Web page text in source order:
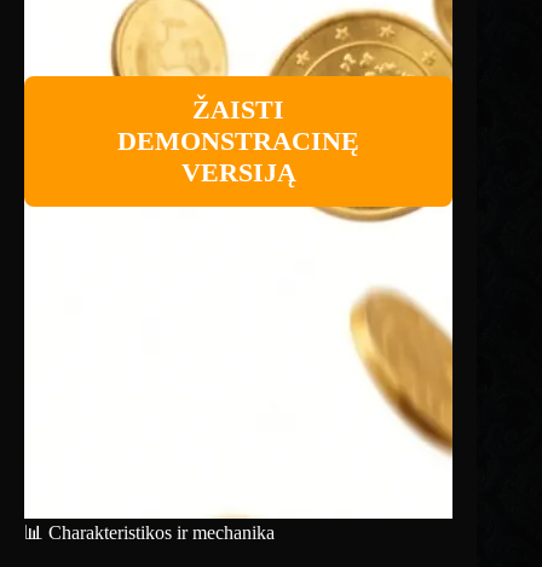
ŽAISTI
DEMONSTRACINĘ
VERSIJĄ
📊 Charakteristikos ir mechanika